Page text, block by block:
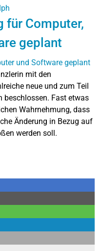
für Computer,
geplant
mit den
neue und zum Teil
beschlossen. Fast etwas
Wahrnehmung, dass
Änderung in Bezug auf
werden soll.